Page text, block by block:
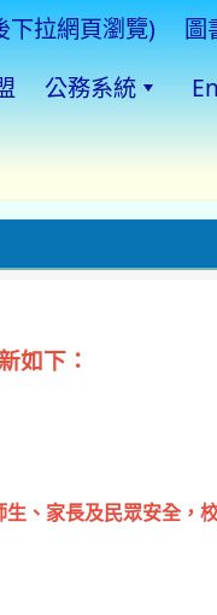
下拉網頁瀏覽)
圖
公務系統
如下：
、家長及民眾安全，